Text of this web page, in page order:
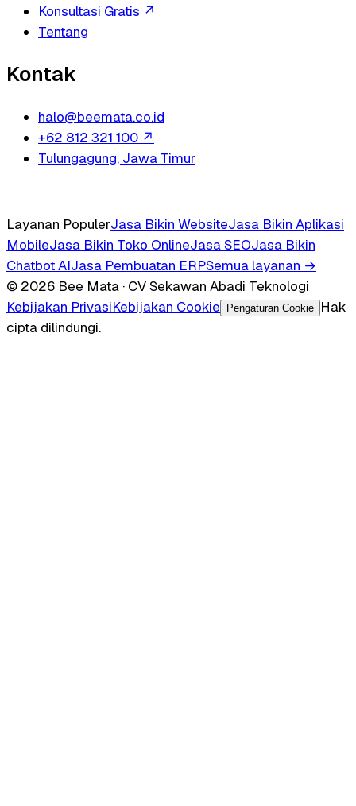
Konsultasi Gratis ↗
Tentang
Kontak
halo@beemata.co.id
+62 812 321 100 ↗
Tulungagung, Jawa Timur
Layanan PopulerJasa Bikin WebsiteJasa Bikin Aplikasi
MobileJasa Bikin Toko OnlineJasa SEOJasa Bikin
Chatbot AIJasa Pembuatan ERPSemua layanan →
© 2026 Bee Mata · CV Sekawan Abadi Teknologi
Kebijakan PrivasiKebijakan Cookie Pengaturan Cookie
Hak
cipta dilindungi.